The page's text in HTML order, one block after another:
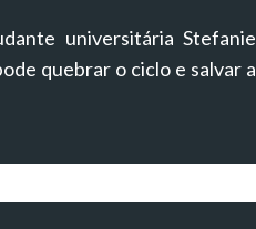
universitária Stefanie
quebrar o ciclo e salvar a